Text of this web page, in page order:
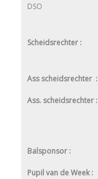
DSO
Scheidsrechter :
Ass scheidsrechter :
Ass. scheidsrechter :
Balsponsor :
Pupil van de Week :